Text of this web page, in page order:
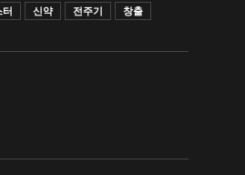
신약 전주기 창출